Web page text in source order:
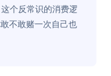
个反常识的消费逻
不敢赌一次自己也